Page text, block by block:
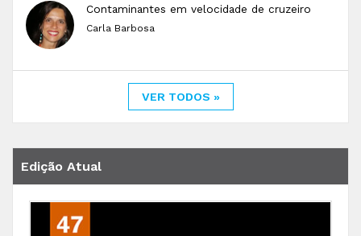
Contaminantes em velocidade de cruzeiro
Carla Barbosa
VER TODOS »
Edição Atual